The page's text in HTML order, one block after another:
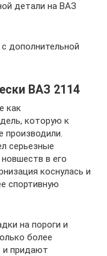
детали на ВАЗ
дополнительной
ВАЗ 2114
как
которую к
производили.
серьезные
в его
коснулась и
спортивную
на пороги и
более
и придают